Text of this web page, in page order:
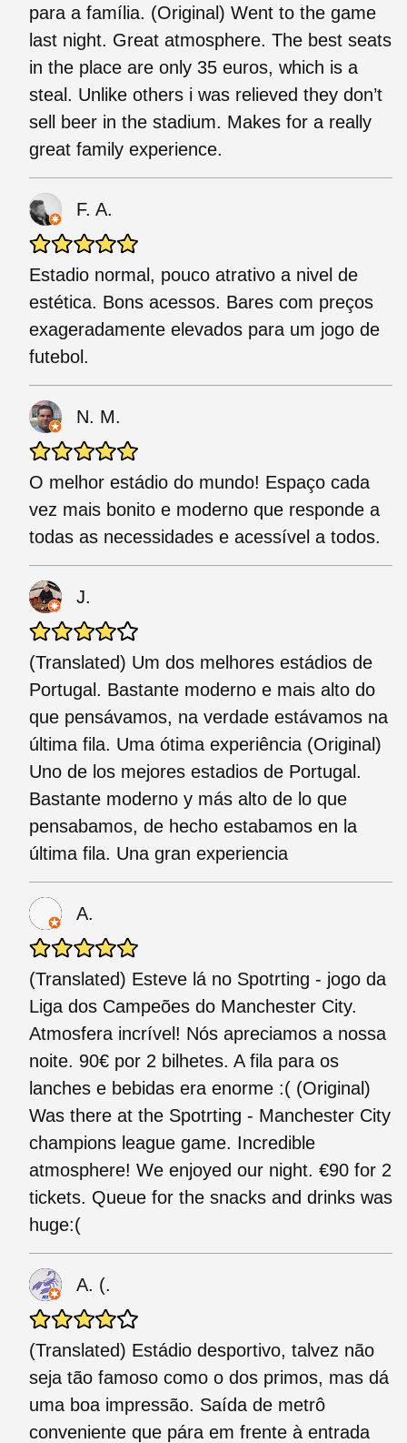
para a família. (Original) Went to the game
last night. Great atmosphere. The best seats
in the place are only 35 euros, which is a
steal. Unlike others i was relieved they don’t
sell beer in the stadium. Makes for a really
great family experience.
F. A.
Estadio normal, pouco atrativo a nivel de
estética. Bons acessos. Bares com preços
exageradamente elevados para um jogo de
futebol.
N. M.
O melhor estádio do mundo! Espaço cada
vez mais bonito e moderno que responde a
todas as necessidades e acessível a todos.
J.
(Translated) Um dos melhores estádios de
Portugal. Bastante moderno e mais alto do
que pensávamos, na verdade estávamos na
última fila. Uma ótima experiência (Original)
Uno de los mejores estadios de Portugal.
Bastante moderno y más alto de lo que
pensabamos, de hecho estabamos en la
última fila. Una gran experiencia
A.
(Translated) Esteve lá no Spotrting - jogo da
Liga dos Campeões do Manchester City.
Atmosfera incrível! Nós apreciamos a nossa
noite. 90€ por 2 bilhetes. A fila para os
lanches e bebidas era enorme :( (Original)
Was there at the Spotrting - Manchester City
champions league game. Incredible
atmosphere! We enjoyed our night. €90 for 2
tickets. Queue for the snacks and drinks was
huge:(
A. (.
(Translated) Estádio desportivo, talvez não
seja tão famoso como o dos primos, mas dá
uma boa impressão. Saída de metrô
conveniente que pára em frente à entrada